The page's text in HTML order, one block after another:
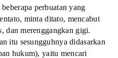
perbuatan yang
minta ditato, mencabut
dan merenggangkan gigi.
itu sesungguhnya didasarkan
hukum), yaitu mencari